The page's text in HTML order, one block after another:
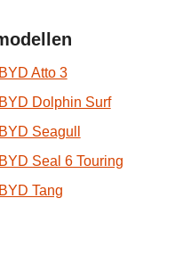
BYD Atto 3
BYD Dolphin Surf
BYD Seagull
BYD Seal 6 Touring
BYD Tang